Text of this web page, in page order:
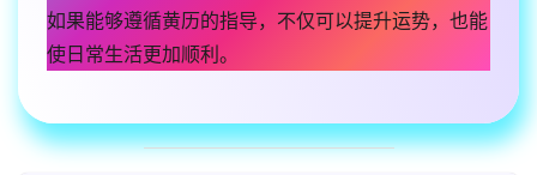
如果能够遵循黄历的指导，不仅可以提升运势，也能
使日常生活更加顺利。